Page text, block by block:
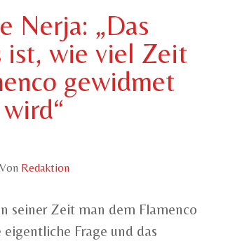
Nerja: „Das
ist, wie viel Zeit
gewidmet
wird“
Von Redaktion
seiner Zeit man dem Flamenco
Frage und das